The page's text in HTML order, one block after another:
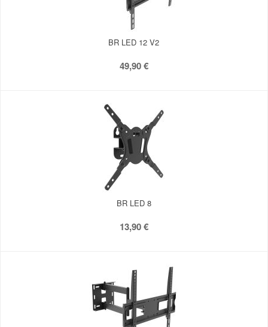
BR LED 12 V2
49,90 €
BR LED 8
13,90 €